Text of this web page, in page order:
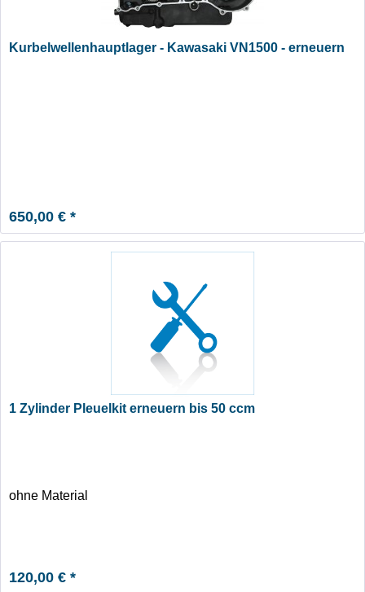
Kurbelwellenhauptlager - Kawasaki VN1500 - erneuern
650,00 € *
1 Zylinder Pleuelkit erneuern bis 50 ccm
ohne Material
120,00 € *